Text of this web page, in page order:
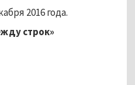
2016 года.
строк»